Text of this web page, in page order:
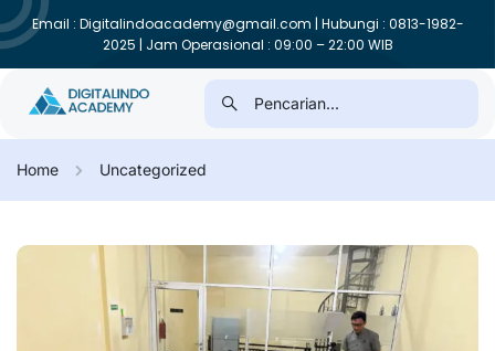
Email : Digitalindoacademy@gmail.com | Hubungi : 0813-1982-
2025 | Jam Operasional : 09:00 – 22:00 WIB
Home Uncategorized